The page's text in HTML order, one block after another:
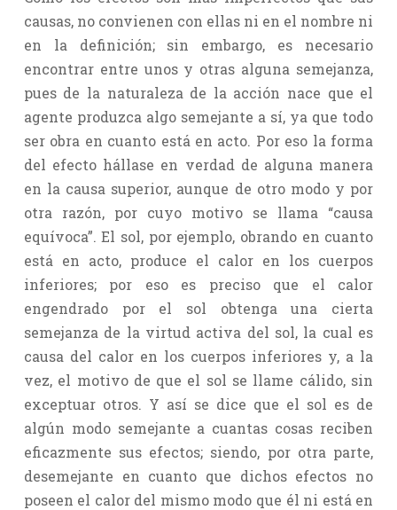
causas, no convienen con ellas ni en el nombre ni
en la definición; sin embargo, es necesario
encontrar entre unos y otras alguna semejanza,
pues de la naturaleza de la acción nace que el
agente produzca algo semejante a sí, ya que todo
ser obra en cuanto está en acto. Por eso la forma
del efecto hállase en verdad de alguna manera
en la causa superior, aunque de otro modo y por
otra razón, por cuyo motivo se llama “causa
equívoca”. El sol, por ejemplo, obrando en cuanto
está en acto, produce el calor en los cuerpos
inferiores; por eso es preciso que el calor
engendrado por el sol obtenga una cierta
semejanza de la virtud activa del sol, la cual es
causa del calor en los cuerpos inferiores y, a la
vez, el motivo de que el sol se llame cálido, sin
exceptuar otros. Y así se dice que el sol es de
algún modo semejante a cuantas cosas reciben
eficazmente sus efectos; siendo, por otra parte,
desemejante en cuanto que dichos efectos no
poseen el calor del mismo modo que él ni está en